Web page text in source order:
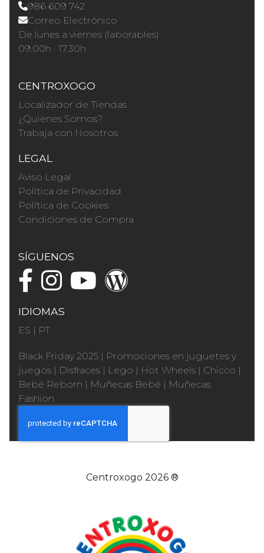
986 609 742
Correo Electrónico
De lunes a viernes (laborables)
09.00h · 17.30h
CENTROXOGO
Localizador de Tiendas
¿Quienes Somos?
Trabaja con Nosotros
LEGAL
Aviso Legal
Política de Privacidad
Política de Cookies
Condiciones de Compra
SÍGUENOS
IDIOMAS
ES | PT
Black Friday 2025 | Promociones en juguetes y
juegos | Disfraces | Lego | Hot Wheels | Chicco |
Bebé Reborn | Muñecas Bebé | Muñecas
Fashion
Centroxogo 2026 ®